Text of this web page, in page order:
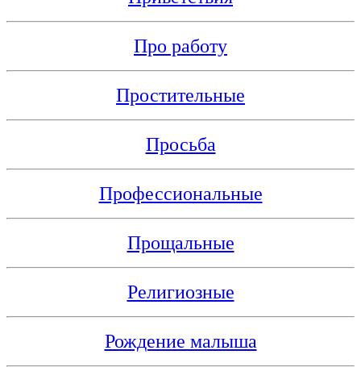
Про работу
Простительные
Просьба
Профессиональные
Прощальные
Религиозные
Рождение малыша